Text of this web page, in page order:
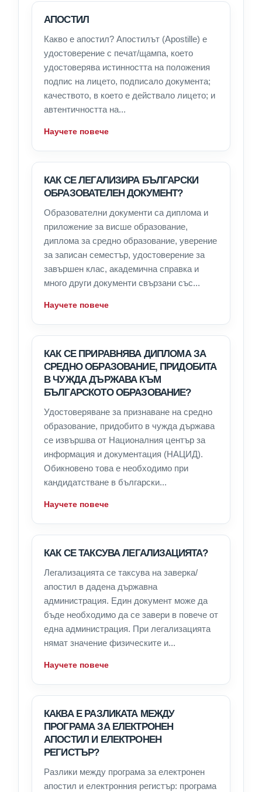
АПОСТИЛ
Какво е апостил? Апостилът (Apostille) е
удостоверение с печат/щампа, което
удостоверява истинността на положения
подпис на лицето, подписало документа;
качеството, в което е действало лицето; и
автентичността на...
Научете повече
КАК СЕ ЛЕГАЛИЗИРА БЪЛГАРСКИ
ОБРАЗОВАТЕЛЕН ДОКУМЕНТ?
Образователни документи са диплома и
приложение за висше образование,
диплома за средно образование, уверение
за записан семестър, удостоверение за
завършен клас, академична справка и
много други документи свързани със...
Научете повече
КАК СЕ ПРИРАВНЯВА ДИПЛОМА ЗА
СРЕДНО ОБРАЗОВАНИЕ, ПРИДОБИТА
В ЧУЖДА ДЪРЖАВА КЪМ
БЪЛГАРСКОТО ОБРАЗОВАНИЕ?
Удостоверяване за признаване на средно
образование, придобито в чужда държава
се извършва от Националния център за
информация и документация (НАЦИД).
Обикновено това е необходимо при
кандидатстване в български...
Научете повече
КАК СЕ ТАКСУВА ЛЕГАЛИЗАЦИЯТА?
Легализацията се таксува на заверка/
апостил в дадена държавна
администрация. Един документ може да
бъде необходимо да се завери в повече от
една администрация. При легализацията
нямат значение физическите и...
Научете повече
КАКВА Е РАЗЛИКАТА МЕЖДУ
ПРОГРАМА ЗА ЕЛЕКТРОНЕН
АПОСТИЛ И ЕЛЕКТРОНЕН
РЕГИСТЪР?
Разлики между програма за електронен
апостил и електронния регистър: програма